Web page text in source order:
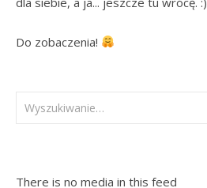
Do zobaczenia!
There is no media in this feed